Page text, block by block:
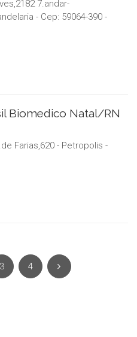
7.andar-
- Cep: 59064-390 -
Biomedico Natal/RN
Farias,620 - Petropolis -
3 4